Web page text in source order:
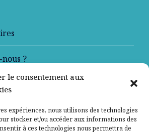
le consentement aux
expériences, nous utilisons des technologies
stocker et/ou accéder aux informations des
à ces technologies nous permettra de
?